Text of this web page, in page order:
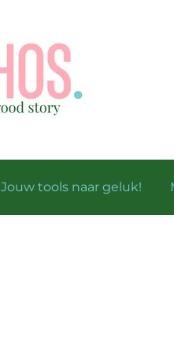
Jouw tools naar geluk!